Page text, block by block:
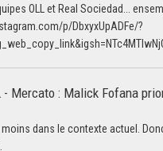
OLL et Real Sociedad...
p/DbxyxUpADFe/?
- Mercato : Malick Fofana
dans le contexte actuel.